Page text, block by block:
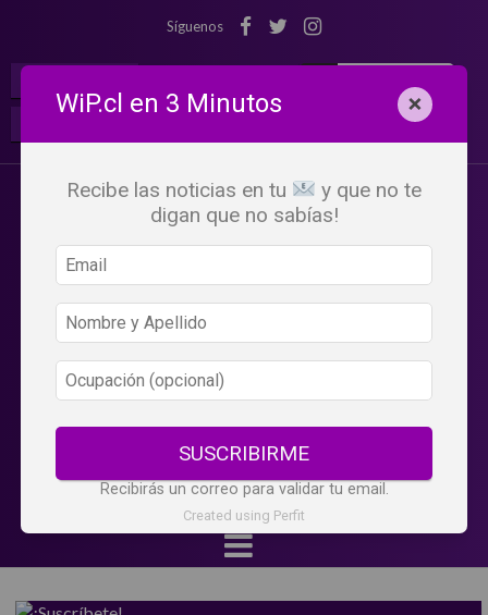
Síguenos
WiP.cl en 3 Minutos ×
Recibe las noticias en tu
y que no te
digan que no sabías!
SUSCRIBIRME
Recibirás un correo para validar tu email.
Created using Perfit